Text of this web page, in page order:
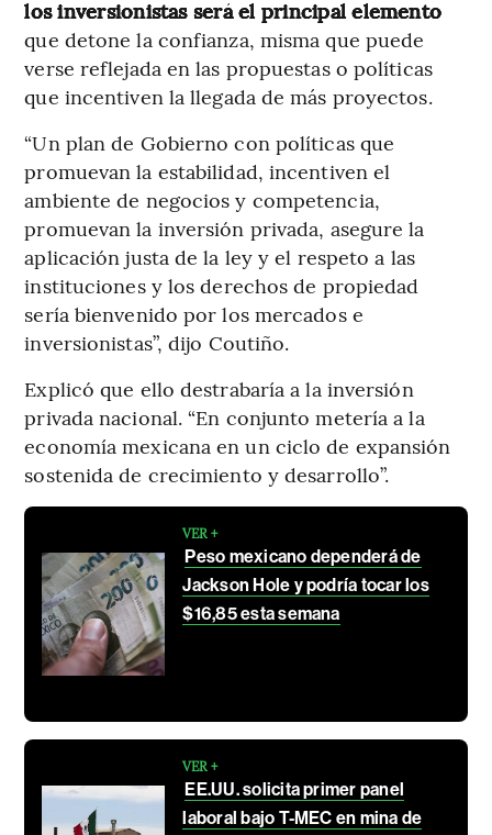
los inversionistas será el principal elemento
que detone la confianza, misma que puede
verse reflejada en las propuestas o políticas
que incentiven la llegada de más proyectos.
“Un plan de Gobierno con políticas que
promuevan la estabilidad, incentiven el
ambiente de negocios y competencia,
promuevan la inversión privada, asegure la
aplicación justa de la ley y el respeto a las
instituciones y los derechos de propiedad
sería bienvenido por los mercados e
inversionistas”, dijo Coutiño.
Explicó que ello destrabaría a la inversión
privada nacional. “En conjunto metería a la
economía mexicana en un ciclo de expansión
sostenida de crecimiento y desarrollo”.
VER +
Peso mexicano dependerá de
Jackson Hole y podría tocar los
$16,85 esta semana
VER +
EE.UU. solicita primer panel
laboral bajo T-MEC en mina de